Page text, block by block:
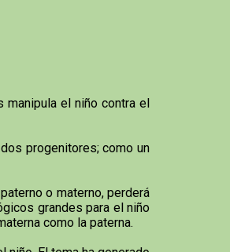
el niño contra el
progenitores; como un
o materno, perderá
grandes para el niño
como la paterna.